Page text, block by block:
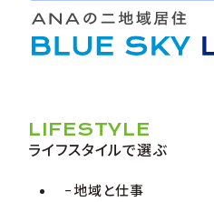
LIFESTYLE
ライフスタイルで選ぶ
地域と仕事